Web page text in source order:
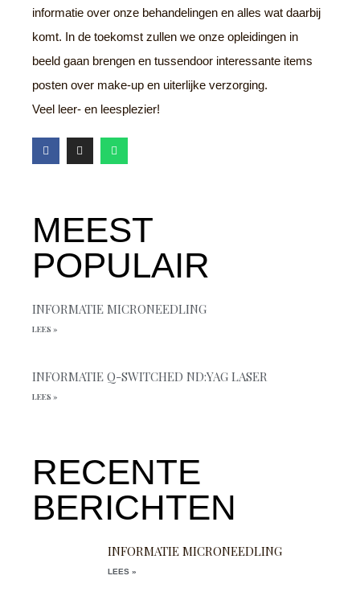
informatie over onze behandelingen en alles wat daarbij
komt. In de toekomst zullen we onze opleidingen in
beeld gaan brengen en tussendoor interessante items
posten over make-up en uiterlijke verzorging.
Veel leer- en leesplezier!
a
c
n
s
a
m
h
a
p
MEEST
POPULAIR
INFORMATIE MICRONEEDLING
LEES »
INFORMATIE Q-SWITCHED ND:YAG LASER
LEES »
RECENTE
BERICHTEN
INFORMATIE MICRONEEDLING
LEES »